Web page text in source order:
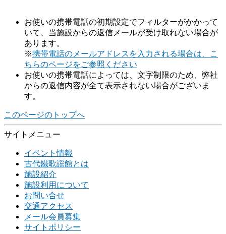
お使いの携帯電話の初期設定でフィルターがかかって
いて、当施設からの返信メールが受け取れない場合が
あります。
※携帯電話のメールアドレスを入力される場合は、こ
ちらのページをご参照ください
お使いの携帯電話によっては、文字制限のため、弊社
からの返信内容が全て表示されない場合がございま
す。
このページのトップへ
サイトメニュー
イベント情報
古代鐵歌謡館とは
施設紹介
施設利用について
お問い合せ
交通アクセス
メール会員募集
サイトポリシー